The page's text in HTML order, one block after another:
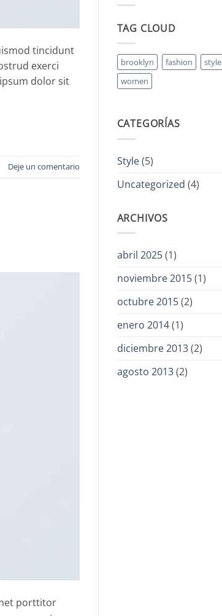
tincidunt
exerci
dolor sit
Deje un comentario
porttitor
TAG CLOUD
brooklyn fashion
style
women
CATEGORÍAS
Style(5)
Uncategorized (4)
ARCHIVOS
abril 2025(1)
noviembre 2015(1)
octubre 2015(2)
enero 2014(1)
diciembre 2013(2)
agosto 2013(2)